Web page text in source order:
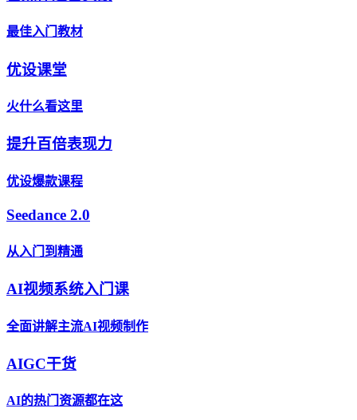
最佳入门教材
优设课堂
火什么看这里
提升百倍表现力
优设爆款课程
Seedance 2.0
从入门到精通
AI视频系统入门课
全面讲解主流AI视频制作
AIGC干货
AI的热门资源都在这